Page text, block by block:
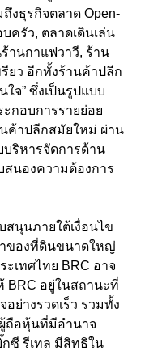
งธุรกิจตลาด Open-
ครัว, ตลาดเดินเล่น
านกาแฟวาวี, ร้าน
ยว อีกทั้งร้านค้าปลีก
ใจ” ซึ่งเป็นรูปแบบ
กอบการรายย่อย
ค้าปลีกสมัยใหม่ ผ่าน
ริหารจัดการด้าน
สนองความต้องการ
สนุนภายใต้เงื่อนไข
าของที่ดินขนาดใหญ่
เทศไทย BRC อาจ
BRC อยู่ในสถานะที่
ย่างรวดเร็ว รวมทั้ง
ถือหุ้นที่มีอำนาจ
ซี รีเทล มีสิทธิใน